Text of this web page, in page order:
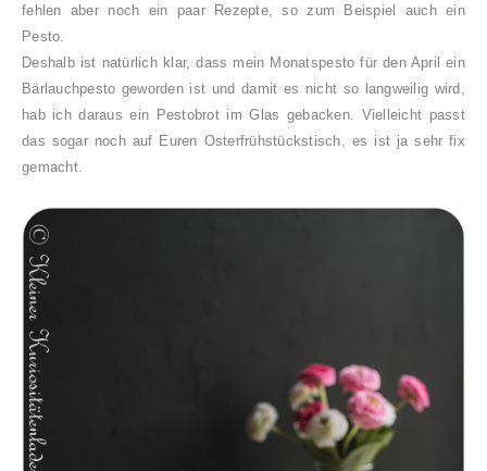
fehlen aber noch ein paar Rezepte, so zum Beispiel auch ein
Pesto.
Deshalb ist natürlich klar, dass mein Monatspesto für den April ein
Bärlauchpesto geworden ist und damit es nicht so langweilig wird,
hab ich daraus ein Pestobrot im Glas gebacken. Vielleicht passt
das sogar noch auf Euren Osterfrühstückstisch, es ist ja sehr fix
gemacht.